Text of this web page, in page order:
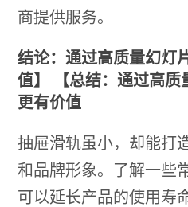
商提供服务。
结论：通过高质量幻灯
值】 【总结：通过高
更有价值
抽屉滑轨虽小，却能打
和品牌形象。了解一些
可以延长产品的使用寿